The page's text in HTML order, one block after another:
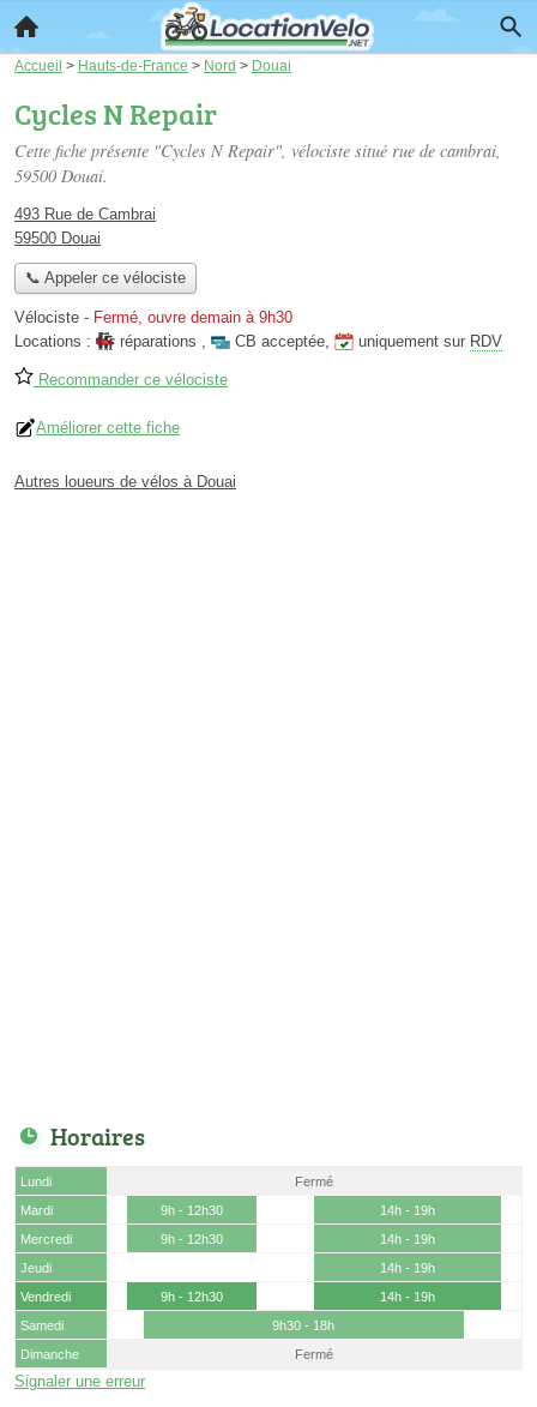
Accueil > Hauts-de-France > Nord > Douai
Cycles N Repair
Cette fiche présente "Cycles N Repair", vélociste situé rue de cambrai,
59500 Douai.
493 Rue de Cambrai
59500 Douai
📞 Appeler ce vélociste
Vélociste - Fermé, ouvre demain à 9h30
Locations :
réparations , CB acceptée, uniquement sur RDV
Recommander ce vélociste
Améliorer cette fiche
Autres loueurs de vélos à Douai
Horaires
Lundi
Fermé
Mardi
9h - 12h30
14h - 19h
Mercredi
9h - 12h30
14h - 19h
Jeudi
14h - 19h
Vendredi
9h - 12h30
14h - 19h
Samedi
9h30 - 18h
Dimanche
Fermé
Signaler une erreur